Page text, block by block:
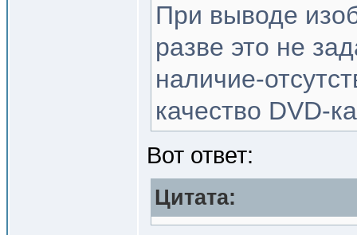
При выводе
разве это не
наличие-
качество DVD-
Вот ответ:
Цитата: